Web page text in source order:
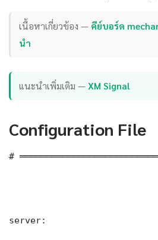
เนื้อหาเกี่ยวข้อง — คีย์บอร์ด
นํา
แนะนำเพิ่มเติม —XM Signal
Configuration File
#
server: